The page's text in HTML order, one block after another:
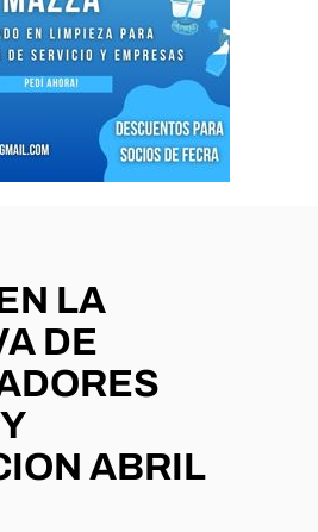
LA
DE
ABRIL